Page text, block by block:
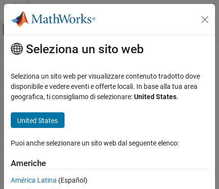
Vai al contenuto
Attiva/disattiva menu di navigazione
Pagina iniziale della documentazione
Contenuto principale
Seleziona un sito web
Seleziona un sito web per visualizzare contenuto tradotto dove
disponibile e vedere eventi e offerte locali. In base alla tua area
geografica, ti consigliamo di selezionare:United States.
United States
Puoi anche selezionare un sito web dal seguente elenco:
Americhe
América Latina (Español)